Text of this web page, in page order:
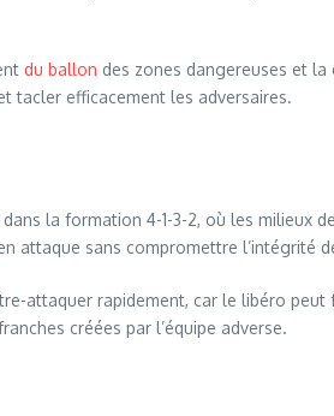
du ballon des zones dangereuses et
tacler efficacement les adversaires.
la formation 4-1-3-2, où les milieux
attaque sans compromettre l’intégrité
attaquer rapidement, car le libéro
créées par l’équipe adverse.